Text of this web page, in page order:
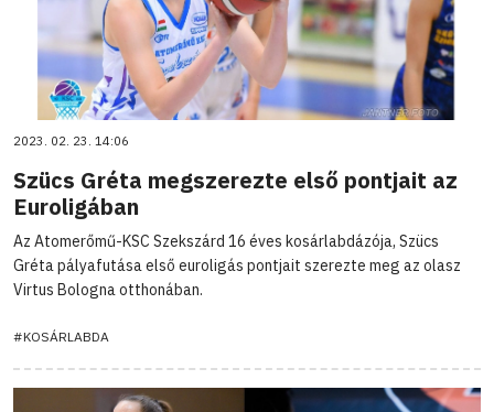
2023. 02. 23. 14:06
Szücs Gréta megszerezte első pontjait az
Euroligában
Az Atomerőmű-KSC Szekszárd 16 éves kosárlabdázója, Szücs
Gréta pályafutása első euroligás pontjait szerezte meg az olasz
Virtus Bologna otthonában.
#KOSÁRLABDA